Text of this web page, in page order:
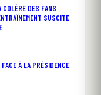
DES FANS
SUSCITE
À LA PRÉSIDENCE